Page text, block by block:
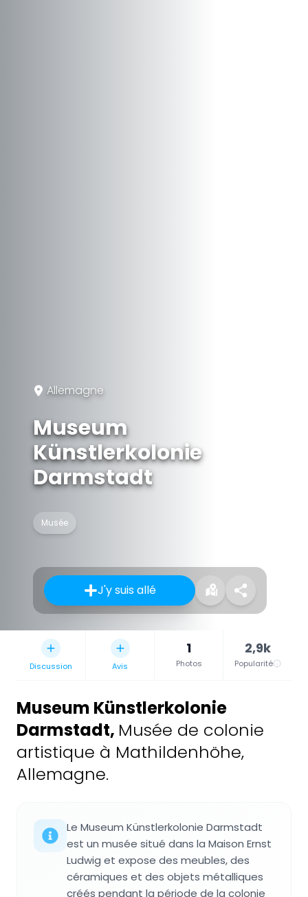
Allemagne
Museum
Künstlerkolonie
Darmstadt
Musée
J'y suis allé
Discussion Avis
1
Photos
2,9k
Popularité
Museum Künstlerkolonie
Darmstadt, Musée de colonie
artistique à Mathildenhöhe,
Allemagne.
Le Museum Künstlerkolonie Darmstadt
est un musée situé dans la Maison Ernst
Ludwig et expose des meubles, des
céramiques et des objets métalliques
créés pendant la période de la colonie